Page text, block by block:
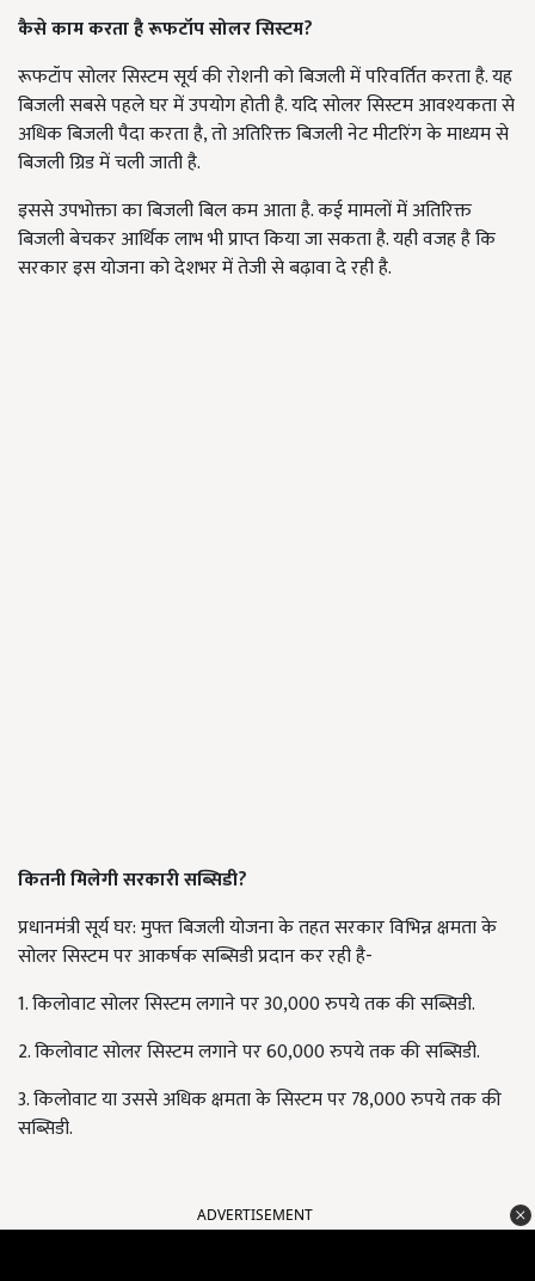
कैसे काम करता है रूफटॉप सोलर सिस्टम?
रूफटॉप सोलर सिस्टम सूर्य की रोशनी को बिजली में परिवर्तित करता है. यह
बिजली सबसे पहले घर में उपयोग होती है. यदि सोलर सिस्टम आवश्यकता से
अधिक बिजली पैदा करता है, तो अतिरिक्त बिजली नेट मीटरिंग के माध्यम से
बिजली ग्रिड में चली जाती है.
इससे उपभोक्ता का बिजली बिल कम आता है. कई मामलों में अतिरिक्त
बिजली बेचकर आर्थिक लाभ भी प्राप्त किया जा सकता है. यही वजह है कि
सरकार इस योजना को देशभर में तेजी से बढ़ावा दे रही है.
कितनी मिलेगी सरकारी सब्सिडी?
प्रधानमंत्री सूर्य घर: मुफ्त बिजली योजना के तहत सरकार विभिन्न क्षमता के
सोलर सिस्टम पर आकर्षक सब्सिडी प्रदान कर रही है-
1. किलोवाट सोलर सिस्टम लगाने पर 30,000 रुपये तक की सब्सिडी.
2. किलोवाट सोलर सिस्टम लगाने पर 60,000 रुपये तक की सब्सिडी.
3. किलोवाट या उससे अधिक क्षमता के सिस्टम पर 78,000 रुपये तक की
सब्सिडी.
ADVERTISEMENT